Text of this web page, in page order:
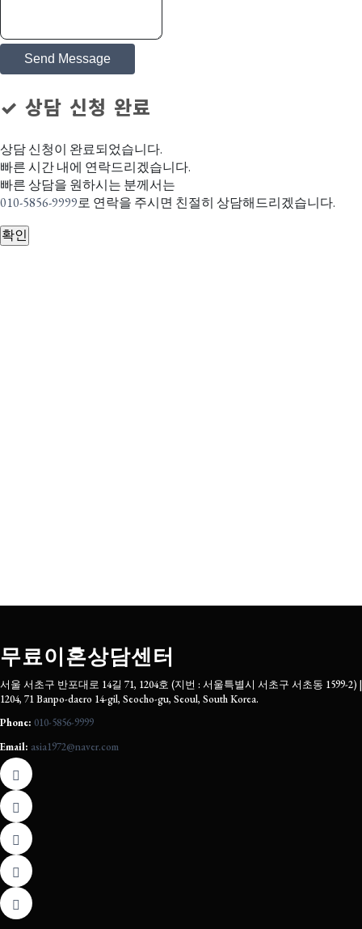
Send Message
✓ 상담 신청 완료
상담 신청이 완료되었습니다.
빠른 시간 내에 연락드리겠습니다.
빠른 상담을 원하시는 분께서는
010-5856-9999로 연락을 주시면 친절히 상담해드리겠습니다.
확인
무료이혼상담센터
서울 서초구 반포대로 14길 71, 1204호 (지번 : 서울특별시 서초구 서초동 1599-2) |
1204, 71 Banpo-daero 14-gil, Seocho-gu, Seoul, South Korea.
Phone: 010-5856-9999
Email: asia1972@naver.com